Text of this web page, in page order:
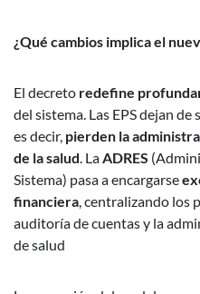
¿Qué cambios implica el
El decreto redefine
del sistema. Las EPS dejan
es decir, pierden la
de la salud. LaADRES
Sistema) pasa a encargarse
financiera, centralizando los
auditoría de cuentas y la
de salud